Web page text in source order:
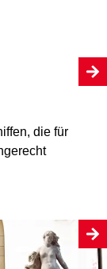
die für